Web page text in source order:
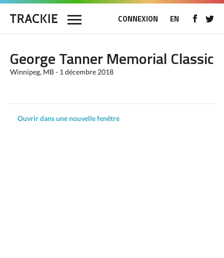
CONNEXION EN
George Tanner Memorial Classic
Winnipeg, MB - 1 décembre 2018
Ouvrir dans une nouvelle fenêtre